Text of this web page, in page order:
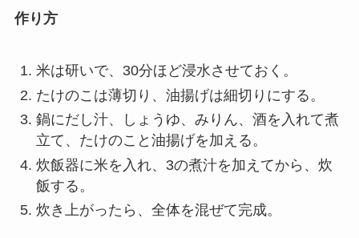
作り方
米は研いで、30分ほど浸水させておく。
たけのこは薄切り、油揚げは細切りにする。
鍋にだし汁、しょうゆ、みりん、酒を入れて煮
立て、たけのこと油揚げを加える。
炊飯器に米を入れ、3の煮汁を加えてから、炊
飯する。
炊き上がったら、全体を混ぜて完成。